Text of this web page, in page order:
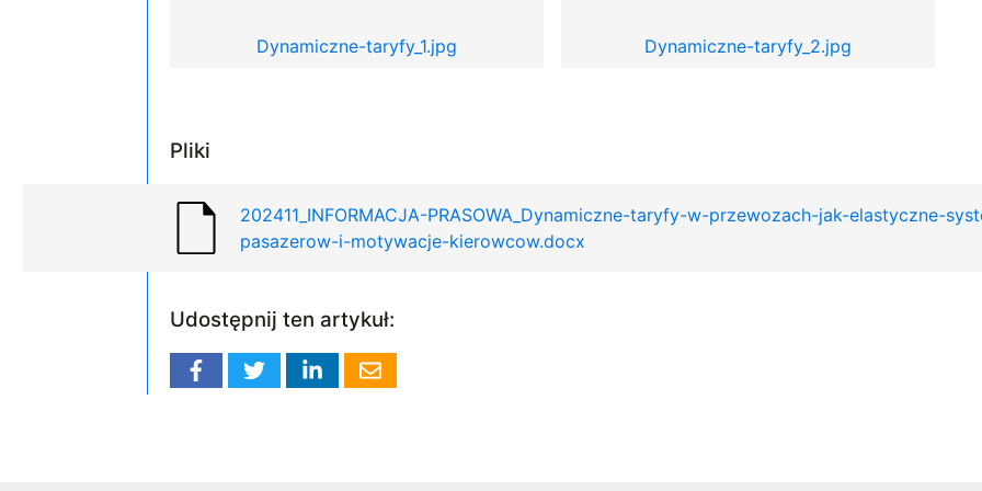
Dynamiczne-taryfy_1.jpg Dynamiczne-taryfy_2.jpg
Pliki
202411_INFORMACJA-PRASOWA_Dynamiczne-taryfy-w-przewozach-jak-elastyczne-
pasazerow-i-motywacje-kierowcow.docx
Udostępnij ten artykuł: